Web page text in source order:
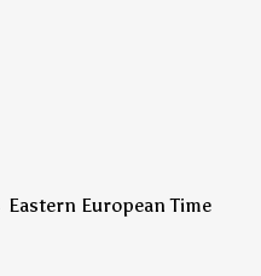
European Time